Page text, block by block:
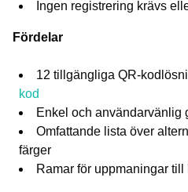
Ingen registrering krävs
Fördelar
12 tillgängliga QR-
kod
Enkel och användarvänlig
Omfattande lista över
färger
Ramar för uppmaningar till